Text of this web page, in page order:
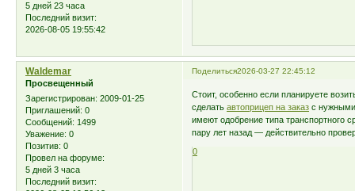
5 дней 23 часа
Последний визит:
2026-08-05 19:55:42
Поделиться2026-03-27 22:45:12
Waldemar
Просвещенный
Зарегистрирован: 2009-01-25
Приглашений: 0
Сообщений: 1499
Уважение: 0
Позитив: 0
Провел на форуме:
5 дней 3 часа
Последний визит:
Стоит, особенно если планируете
сделатьавтоприцеп на заказ с нужными
имеют одобрение типа транспортного
пару лет назад — действительно
0